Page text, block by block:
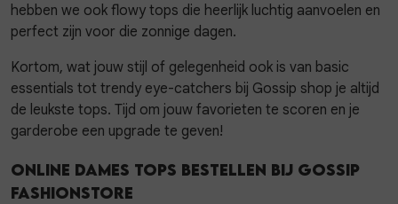
hebben we ook flowy tops die heerlijk luchtig aanvoelen en
perfect zijn voor die zonnige dagen.
Kortom, wat jouw stijl of gelegenheid ook is van basic
essentials tot trendy eye-catchers bij Gossip shop je altijd
de leukste tops. Tijd om jouw favorieten te scoren en je
garderobe een upgrade te geven!
Online dames tops bestellen bij Gossip
Fashionstore